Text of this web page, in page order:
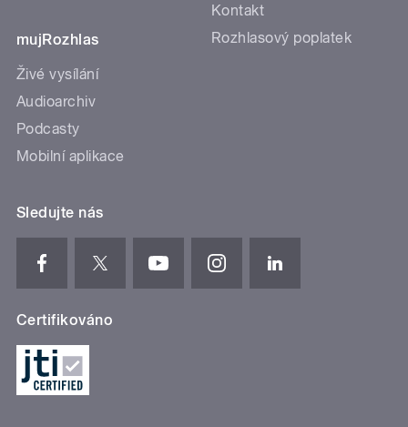
mujRozhlas
Živé vysílání
Audioarchiv
Podcasty
Mobilní aplikace
Kontakt
Rozhlasový poplatek
Sledujte nás
Certifikováno